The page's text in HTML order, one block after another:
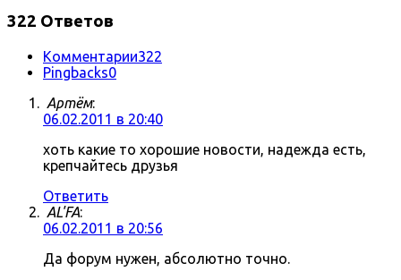
322 Ответов
Комментарии322
Pingbacks0
Артём:
06.02.2011 в 20:40
хоть какие то хорошие новости, надежда есть,
крепчайтесь друзья
Ответить
AL'FA:
06.02.2011 в 20:56
Да форум нужен, абсолютно точно.